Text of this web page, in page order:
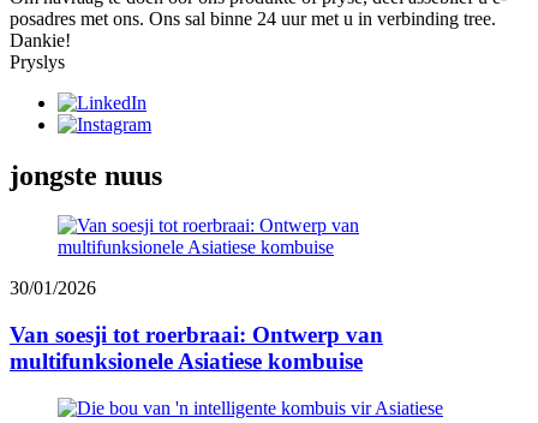
posadres met ons. Ons sal binne 24 uur met u in verbinding tree.
Dankie!
Pryslys
jongste nuus
30/01/2026
Van soesji tot roerbraai: Ontwerp van
multifunksionele Asiatiese kombuise